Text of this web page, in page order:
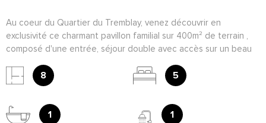
Au coeur du Quartier du Tremblay, venez découvrir en
exclusivité ce charmant pavillon familial sur 400m² de terrain ,
composé d'une entrée, séjour double avec accès sur un beau
salles d'eau et quatres WC. Un sous sol, et garage. Maison aux
beaux volumes, lumineuse et fonctionnelle. A voir au plus vite !
8 5
1 1